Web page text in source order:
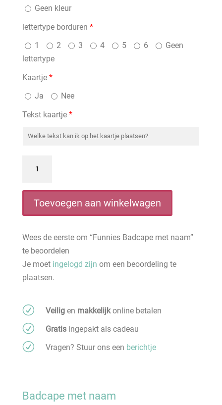
Geen kleur
lettertype borduren *
1
2 3 4 5 6
Geen
lettertype
Kaartje *
Ja
Nee
Tekst kaartje *
met
naam
aantal
Toevoegen aan winkelwagen
Wees de eerste om “Funnies Badcape met naam”
te beoordelen
Je moet ingelogd zijn om een beoordeling te
plaatsen.
R Veiligen makkelijkonline betalen
R Gratisingepakt als cadeau
R Vragen? Stuur ons een berichtje
Badcape met naam